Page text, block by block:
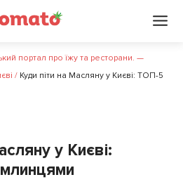
портал про їжу та ресторани. —
/ Куди піти на Масляну у Києві: ТОП-5
у Києві: